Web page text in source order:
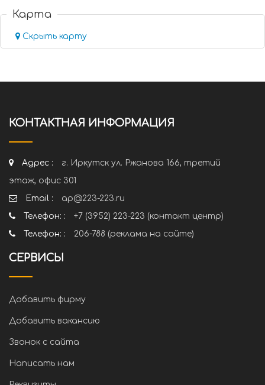
Карта
Скрыть карту
КОНТАКТНАЯ ИНФОРМАЦИЯ
Адрес :
г. Иркутск ул. Ржанова 166, третий
этаж, офис 301
Email :
ap@223-223.ru
Телефон: :
+7 (3952) 223-223 (контакт центр)
Телефон: :
206-788 (реклама на сайте)
СЕРВИСЫ
Добавить фирму
Добавить вакансию
Звонок с сайта
Написать нам